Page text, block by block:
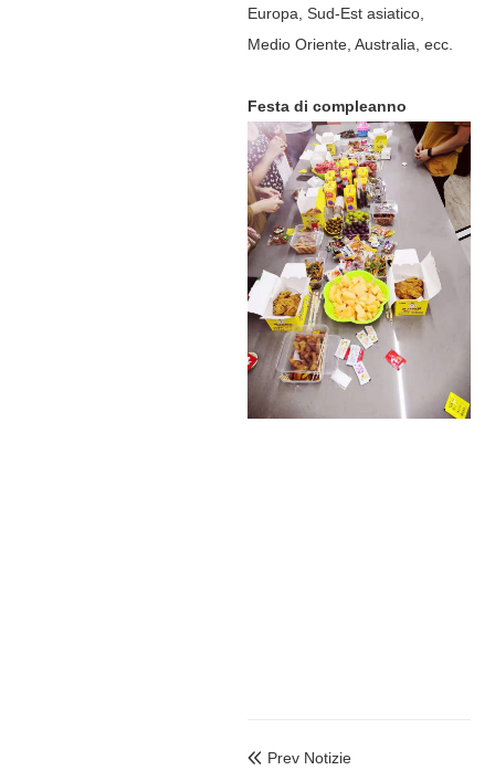
Europa, Sud-Est asiatico,
Medio Oriente, Australia, ecc.
Festa di compleanno
 Prev Notizie